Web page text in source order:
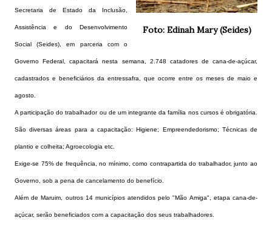
Foto: Edinah Mary (Seides)
Secretaria de Estado da Inclusão,
Assistência e do Desenvolvimento
Social (Seides), em parceria com o
Governo Federal, capacitará nesta semana, 2.748 catadores de cana-de-açúcar,
cadastrados e beneficiários da entressafra, que ocorre entre os meses de maio e
agosto.
A participação do trabalhador ou de um integrante da família nos cursos é obrigatória.
São diversas áreas para a capacitação: Higiene; Empreendedorismo; Técnicas de
plantio e colheita; Agroecologia etc.
Exige-se 75% de frequência, no mínimo, como contrapartida do trabalhador, junto ao
Governo, sob a pena de cancelamento do benefício.
Além de Maruim, outros 14 municípios atendidos pelo "Mão Amiga", etapa cana-de-
açúcar, serão beneficiados com a capacitação dos seus trabalhadores.